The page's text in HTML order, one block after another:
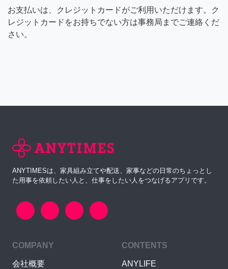
お支払いは、クレジットカードがご利用いただけます。ク
レジットカードをお持ちでない方は事務局までご連絡くだ
さい。
ANYTIMESは、家具組み立てや配送、家事などの日常のちょっとし
た用事を依頼したい人と、仕事をしたい人をつなげるアプリです。
COMPANY
会社概要
CONTENTS
ANYLIFE